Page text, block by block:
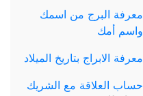
معرفة البرج من اسمك
واسم أمك
معرفة الابراج بتاريخ الميلاد
حساب العلاقة مع الشريك